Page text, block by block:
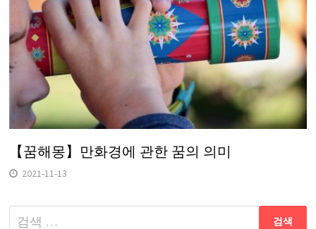
【꿈해몽】만화경에 관한 꿈의 의미
2021-11-13
다